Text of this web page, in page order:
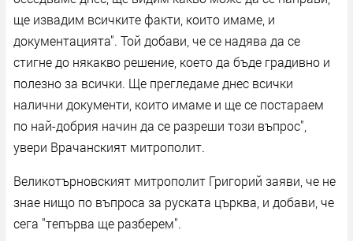
ще извадим всичките факти, които имаме, и
документацията". Той добави, че се надява да се
стигне до някакво решение, което да бъде градивно и
полезно за всички. Ще прегледаме днес всички
налични документи, които имаме и ще се постараем
по най-добрия начин да се разреши този въпрос",
увери Врачанският митрополит.
Великотърновският митрополит Григорий заяви, че не
знае нищо по въпроса за руската църква, и добави, че
сега "тепърва ще разберем".